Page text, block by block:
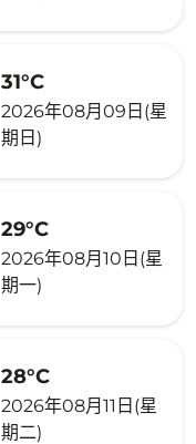
31°C
2026年08月09日(星
期日)
29°C
2026年08月10日(星
期一)
28°C
2026年08月11日(星
期二)